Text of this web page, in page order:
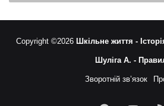
Copyright ©2026 Шкільне життя -
Шуліга А. -
Зворотній зв’язок